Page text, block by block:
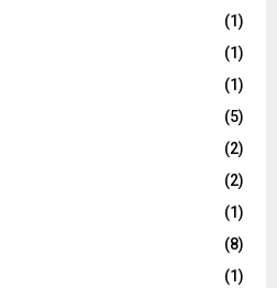
(1)
(1)
(1)
(5)
(2)
(2)
(1)
(8)
(1)